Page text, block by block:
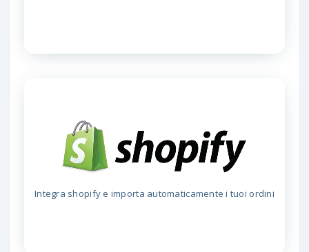
Integra shopify e importa automaticamente i tuoi ordini